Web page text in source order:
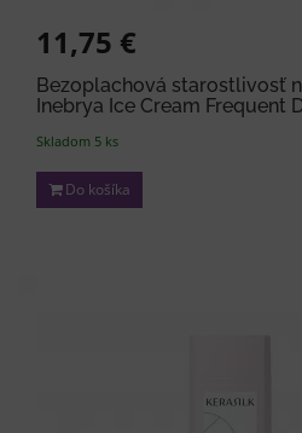
11,75 €
Bezoplachová starostlivosť
Inebrya Ice Cream Frequent
Skladom 5 ks
Do košíka